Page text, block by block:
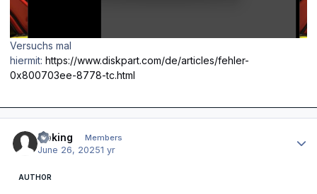
Versuchs mal
hiermit: https://www.diskpart.com/de/articles/fehler-
0x800703ee-8778-tc.html
Goking Members
June 26, 20251 yr
AUTHOR